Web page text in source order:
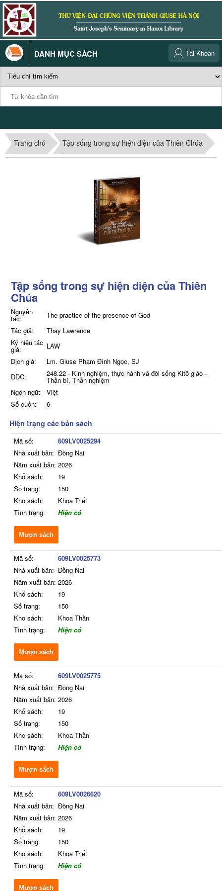
DANH MỤC SÁCH Tài Khoản
Trang chủ Tập sống trong sự hiện diện của Thiên Chúa
Tập sống trong sự hiện diện của Thiên
Chúa
Nguyên
tác:
The practice of the presence of God
Tác giả:
Thầy Lawrence
Ký hiệu tác
giả:
LAW
Dịch giả:
Lm. Giuse Phạm Đình Ngọc, SJ
DDC:
248.22 - Kinh nghiệm, thực hành và đời sống Kitô giáo -
Thần bí, Thần nghiệm
Ngôn ngữ:
Việt
Số cuốn:
6
Hiện trạng các bản sách
Mã số:
609LV0025294
Nhà xuất bản: Đồng Nai
Năm xuất bản: 2026
Khổ sách:
19
Số trang:
150
Kho sách:
Khoa Triết
Tình trạng:
Hiện có
Mượn sách
Mã số:
609LV0025773
Nhà xuất bản: Đồng Nai
Năm xuất bản: 2026
Khổ sách:
19
Số trang:
150
Kho sách:
Khoa Thần
Tình trạng:
Hiện có
Mượn sách
Mã số:
609LV0025775
Nhà xuất bản: Đồng Nai
Năm xuất bản: 2026
Khổ sách:
19
Số trang:
150
Kho sách:
Khoa Thần
Tình trạng:
Hiện có
Mượn sách
Mã số:
609LV0026620
Nhà xuất bản: Đồng Nai
Năm xuất bản: 2026
Khổ sách:
19
Số trang:
150
Kho sách:
Khoa Triết
Tình trạng:
Hiện có
Mượn sách